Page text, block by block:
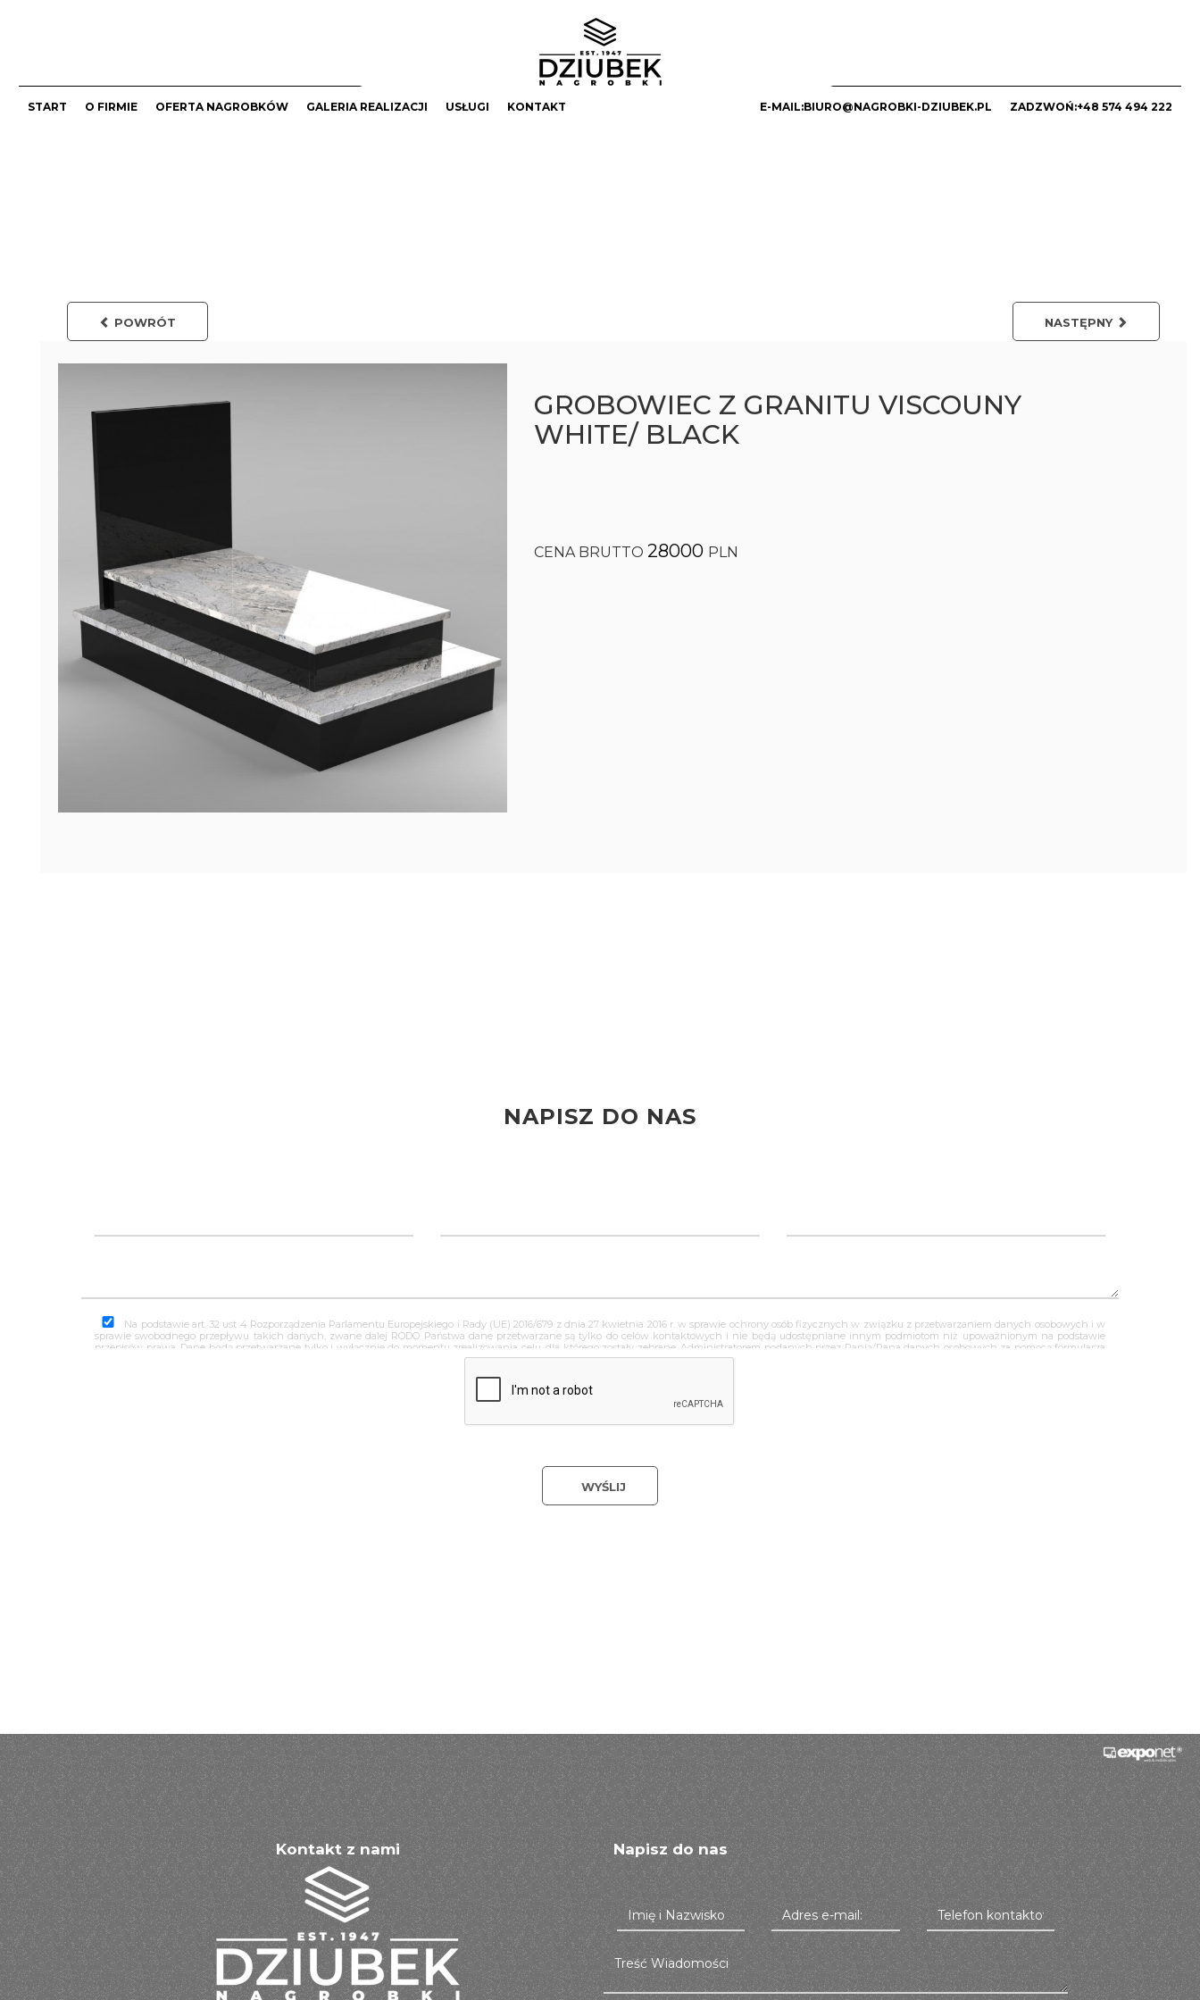
START O FIRMIE OFERTA NAGROBKÓW GALERIA REALIZACJI USŁUGI KONTAKT ZADZWOŃ:+48 574 494 222
E-MAIL:BIURO@NAGROBKI-DZIUBEK.PL
POWRÓT NASTĘPNY
GROBOWIEC Z GRANITU VISCOUNY
WHITE/ BLACK
CENA BRUTTO 28000 PLN
NAPISZ DO NAS
Na podstawie art. 32 ust 4 Rozporządzenia Parlamentu Europejskiego i Rady (UE) 2016/679 z dnia 27 kwietnia 2016 r. w sprawie ochrony osób fizycznych w związku z przetwarzaniem danych osobowych i w
sprawie swobodnego przepływu takich danych, zwane dalej RODO Państwa dane przetwarzane są tylko do celów kontaktowych i nie będą udostępniane innym podmiotom niż upoważnionym na podstawie
przepisów prawa. Dane będą przetwarzane tylko i wyłącznie do momentu zrealizowania celu, dla którego zostały zebrane. Administratorem podanych przez Panią/Pana danych osobowych za pomocą formularza
kontaktowego jest Firma "Kamieniarstwo Arkadiusz Dziubek " z siedzibą w ul. wszystkich świętych 45, 32-650 Kęty. Wybierając drogę kontaktu z nami za pomocą formularza kontaktowego, jednocześnie wyraża
usunięcia lub ograniczenia przetwarzania, a także wniesienia sprzeciwu wobec przetwarzania. Jeśli ktoś naruszy bezpieczeństwo Pana/Pani danych osobowych, przysługuje Panu/Pani prawo złożenia skargi do
WYŚLIJ
Kontakt z nami Napisz do nas